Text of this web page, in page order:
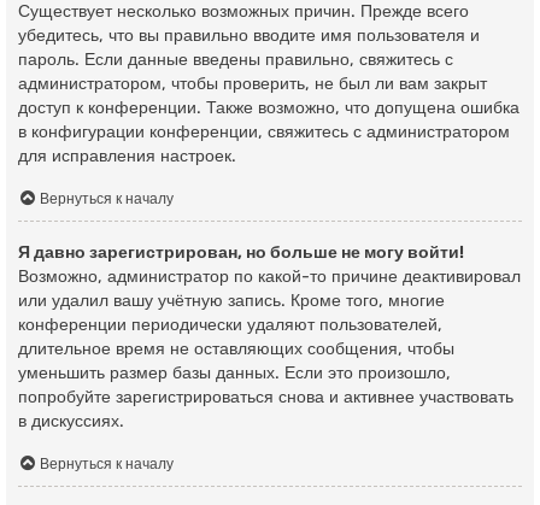
Существует несколько возможных причин. Прежде всего
убедитесь, что вы правильно вводите имя пользователя и
пароль. Если данные введены правильно, свяжитесь с
администратором, чтобы проверить, не был ли вам закрыт
доступ к конференции. Также возможно, что допущена ошибка
в конфигурации конференции, свяжитесь с администратором
для исправления настроек.
Вернуться к началу
Я давно зарегистрирован, но больше не могу войти!
Возможно, администратор по какой-то причине деактивировал
или удалил вашу учётную запись. Кроме того, многие
конференции периодически удаляют пользователей,
длительное время не оставляющих сообщения, чтобы
уменьшить размер базы данных. Если это произошло,
попробуйте зарегистрироваться снова и активнее участвовать
в дискуссиях.
Вернуться к началу